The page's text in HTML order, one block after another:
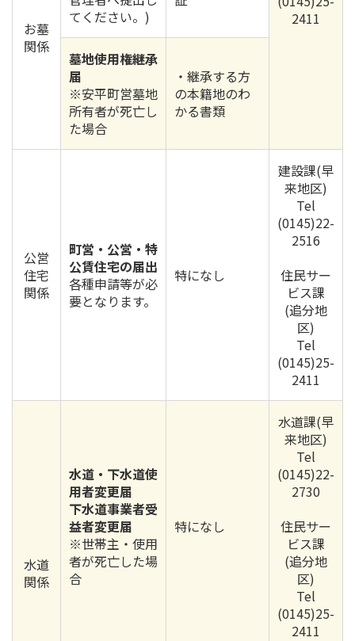
2411
お墓
関係
てください。)
墓地使用権継承
届
※安平町営墓地
所有者が死亡し
た場合
・継承する方
の本籍地のわ
かる書類
公営
住宅
関係
町営・公営・特
公賃住宅の届出
各種申請等が必
要となります。
特になし
建設課(早
来地区)
Tel
(0145)22-
2516
住民サー
ビス課
(追分地
区)
Tel
(0145)25-
2411
水道
関係
水道・下水道使
用者変更届
下水道事業者受
益者変更届
※世帯主・使用
者が死亡した場
合
特になし
水道課(早
来地区)
Tel
(0145)22-
2730
住民サー
ビス課
(追分地
区)
Tel
(0145)25-
2411